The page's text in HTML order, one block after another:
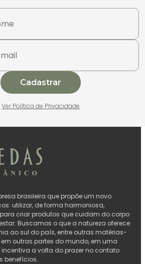
Cadastrar
Ver Política de Privacidade
brasileira que propõe um novo
utilizar, de forma harmoniosa,
criar produtos que cuidam do corpo
Buscamos o que a natureza oferece
ao sul do país, entre outras matérias-
outras partes do mundo, em uma
a volta do prazer no contato
benefícios.